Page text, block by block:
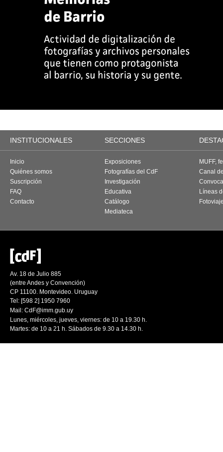
INSTITUCIONALES SECCIONES
Inicio
Quiénes somos
Suscripción
FAQ
Contacto
Exposiciones
Fotografías del CdF
Investigación
Educativa
Catálogo
Mediateca
MUFF,
Canal
Líneas
Av. 18 de Julio 885
(entre Andes y Convención)
CP 11100. Montevideo. Uruguay
Tel: [598 2] 1950 7960
Mail: CdF@imm.gub.uy
Lunes, miércoles, jueves, viernes: de 10 a 19.30 h.
Martes: de 10 a 21 h. Sábados de 9.30 a 14.30 h.